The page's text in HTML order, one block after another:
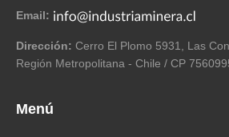
Email:
Dirección: Cerro El Plomo 5931, Las
Región Metropolitana - Chile / CP
Menú